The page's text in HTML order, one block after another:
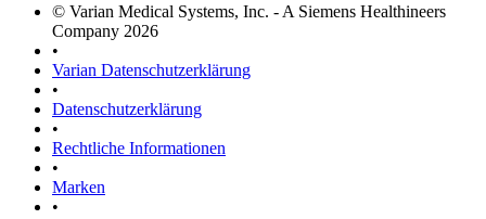
© Varian Medical Systems, Inc. - A Siemens Healthineers
Company 2026
•
Varian Datenschutzerklärung
•
Datenschutzerklärung
•
Rechtliche Informationen
•
Marken
•